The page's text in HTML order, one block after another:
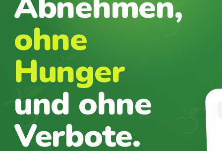
ohne
Hunger
und ohne
Verbote.